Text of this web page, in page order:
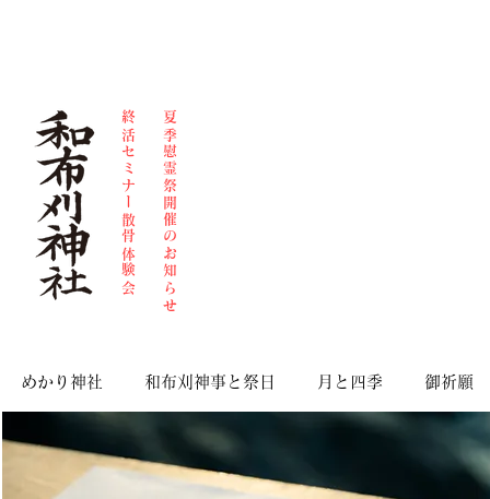
​終活セミナー散骨体験会​夏季慰霊祭開催のお知らせ
めかり神社 和布刈神事と祭日 月と四季 御祈願